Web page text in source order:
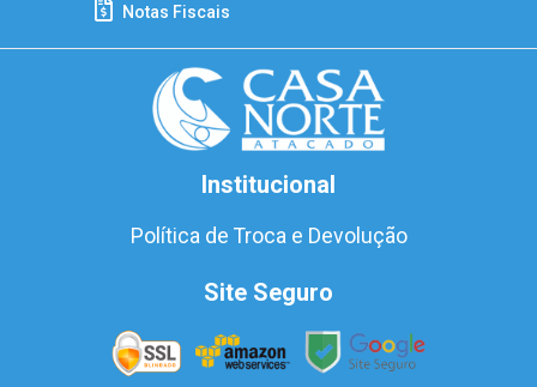
Notas Fiscais
Institucional
Política de Troca e Devolução
Site Seguro